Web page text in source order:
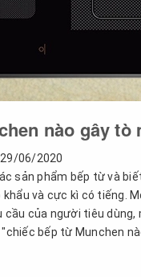
nào gây
29/06/2020
sản phẩm bếp từ và
và cực kì có tiếng.
cầu của người tiêu
bếp từ Munchen